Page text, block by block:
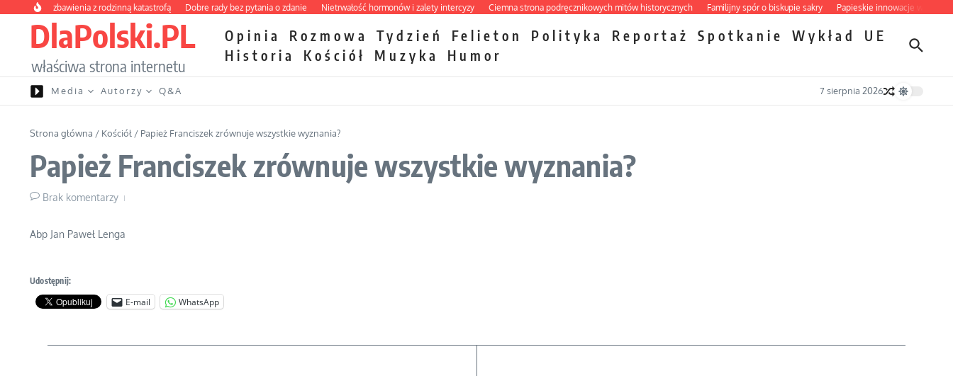
Przejdź do treści
kurs zbawienia z rodzinną katastrofą Dobre rady bez pytania o zdanie Nietrwałość hormonów i zalety intercyzy Ciemna strona podręcznikowych mitów historycznych Familijny spór o biskupie sakry Papieskie innowacje w tradycyjnym
DlaPolski.PL
właściwa strona internetu
Opinia Rozmowa Tydzień Felieton Polityka Reportaż Spotkanie Wykład
UE
Historia
Kościół Muzyka Humor
Media Autorzy Q&A 7 sierpnia 2026
Strona główna / Kościół / Papież Franciszek zrównuje wszystkie wyznania?
Papież Franciszek zrównuje wszystkie wyznania?
Brak komentarzy
Abp Jan Paweł Lenga
Udostępnij:
E-mail WhatsApp